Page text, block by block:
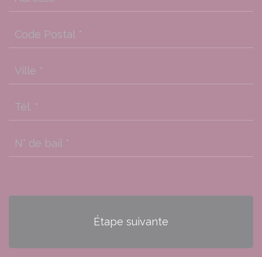
Code Postal *
Ville*
Tél.
N° de bail*
Étape suivante